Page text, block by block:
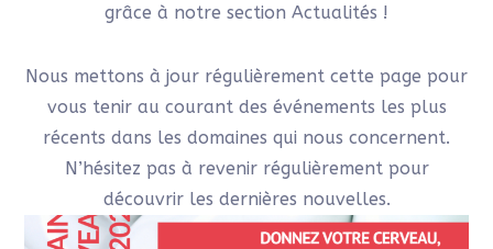
grâce à notre section Actualités !
Nous mettons à jour régulièrement cette page pour
vous tenir au courant des événements les plus
récents dans les domaines qui nous concernent.
N’hésitez pas à revenir régulièrement pour
découvrir les dernières nouvelles.